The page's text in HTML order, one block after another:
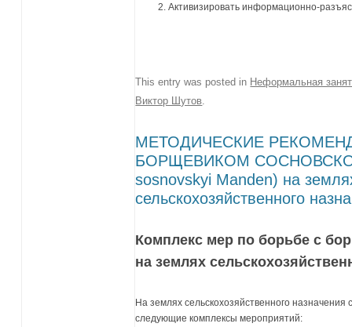
Активизировать информационно-
This entry was posted in Неформальная
Виктор Шутов.
МЕТОДИЧЕСКИЕ
БОРЩЕВИКОМ
sosnovskyi Manden) на
сельскохозяйственного
Комплекс мер по борьбе с
на землях
На землях сельскохозяйственного
следующие комплексы мероприятий: